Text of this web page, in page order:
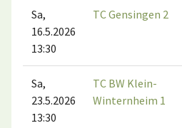
Sa,
16.5.2026
13:30
TC Gensingen 2
Sa,
23.5.2026
13:30
TC BW Klein-
Winternheim 1